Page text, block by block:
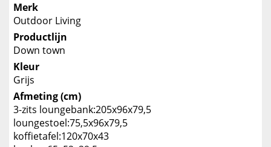
Merk
Outdoor Living
Productlijn
Down town
Kleur
Grijs
Afmeting (cm)
3-zits loungebank:205x96x79,5
loungestoel:75,5x96x79,5
koffietafel:120x70x43